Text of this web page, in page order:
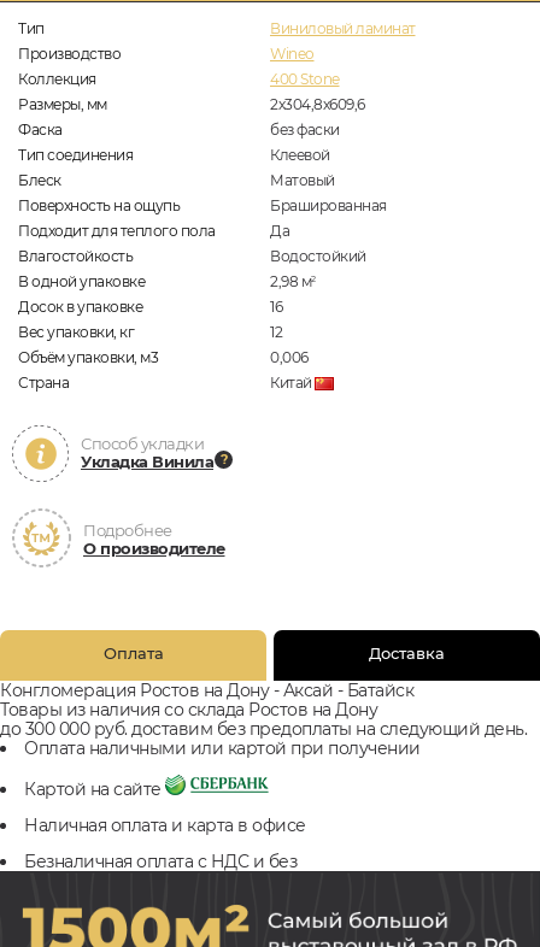
Тип
Виниловый ламинат
Производство
Wineo
Коллекция
400 Stone
Размеры, мм
2х304,8х609,6
Фаска
без фаски
Тип соединения
Клеевой
Блеск
Матовый
Поверхность на ощупь
Брашированная
Подходит для теплого пола
Да
Влагостойкость
Водостойкий
В одной упаковке
2,98 м2
Досок в упаковке
16
Вес упаковки, кг
12
Объём упаковки, м3
0,006
Страна
Китай
Способ укладки
Укладка Винила
Подробнее
О производителе
Оплата Доставка
Конгломерация Ростов на Дону - Аксай - Батайск
Товары из наличия со склада Ростов на Дону
до 300 000 руб. доставим без предоплаты на следующий день.
Оплата наличными или картой при получении
Картой на сайте
Наличная оплата и карта в офисе
Безналичная оплата с НДС и без